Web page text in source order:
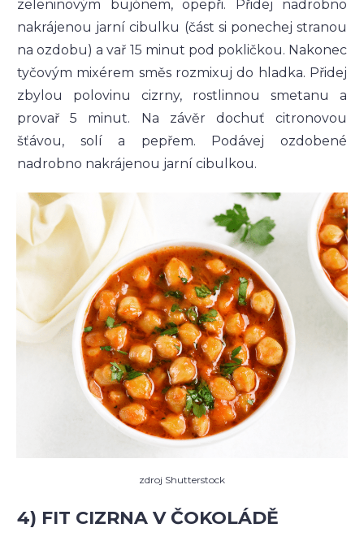
zeleninovým bujónem, opepři. Přidej nadrobno
nakrájenou jarní cibulku (část si ponechej stranou
na ozdobu) a vař 15 minut pod pokličkou. Nakonec
tyčovým mixérem směs rozmixuj do hladka. Přidej
zbylou polovinu cizrny, rostlinnou smetanu a
provař 5 minut. Na závěr dochuť citronovou
šťávou, solí a pepřem. Podávej ozdobené
nadrobno nakrájenou jarní cibulkou.
zdroj Shutterstock
4) FIT CIZRNA V ČOKOLÁDĚ